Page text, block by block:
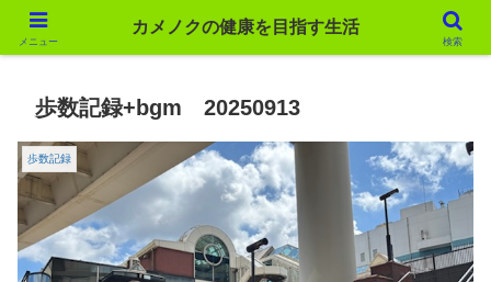
カメノクの健康を目指す生活
歩数記録+bgm 20250913
歩数記録
メニュー
カメノクの健康を目指す生活
検索